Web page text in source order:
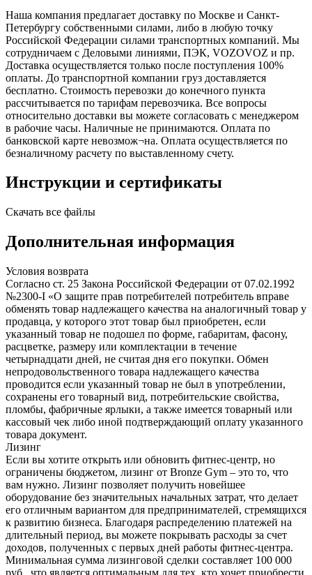
Наша компания предлагает доставку по Москве и Санкт-
Петербургу собственными силами, либо в любую точку
Российской Федерации силами транспортных компаний. Мы
сотрудничаем с Деловыми линиями, ПЭК, VOZOVOZ и пр.
Доставка осуществляется только после поступления 100%
оплаты. До транспортной компании груз доставляется
бесплатно. Стоимость перевозки до конечного пункта
рассчитывается по тарифам перевозчика. Все вопросы
относительно доставки вы можете согласовать с менеджером
в рабочие часы. Наличные не принимаются. Оплата по
банковской карте невозмож¬на. Оплата осуществляется по
безналичному расчету по выставленному счету.
Инструкции и сертификаты
Скачать все файлы
Дополнительная информация
Условия возврата
Согласно ст. 25 Закона Российской Федерации от 07.02.1992
№2300-I «О защите прав потребителей потребитель вправе
обменять товар надлежащего качества на аналогичный товар у
продавца, у которого этот товар был приобретен, если
указанный товар не подошел по форме, габаритам, фасону,
расцветке, размеру или комплектации в течение
четырнадцати дней, не считая дня его покупки. Обмен
непродовольственного товара надлежащего качества
проводится если указанный товар не был в употреблении,
сохранены его товарный вид, потребительские свойства,
пломбы, фабричные ярлыки, а также имеется товарный или
кассовый чек либо иной подтверждающий оплату указанного
товара документ.
Лизинг
Если вы хотите открыть или обновить фитнес-центр, но
ограничены бюджетом, лизинг от Bronze Gym – это то, что
вам нужно. Лизинг позволяет получить новейшее
оборудование без значительных начальных затрат, что делает
его отличным вариантом для предпринимателей, стремящихся
к развитию бизнеса. Благодаря распределению платежей на
длительный период, вы можете покрывать расходы за счет
доходов, полученных с первых дней работы фитнес-центра.
Минимальная сумма лизинговой сделки составляет 100 000